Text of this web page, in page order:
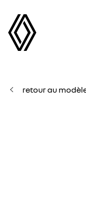
retour au modèle